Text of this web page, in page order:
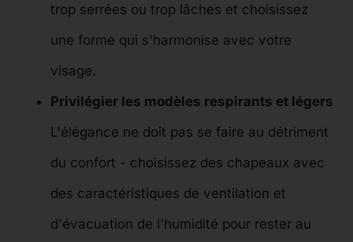
trop serrées ou trop lâches et choisissez
une forme qui s'harmonise avec votre
visage.
Privilégier les modèles respirants et légers
L'élégance ne doit pas se faire au détriment
du confort - choisissez des chapeaux avec
des caractéristiques de ventilation et
d'évacuation de l'humidité pour rester au